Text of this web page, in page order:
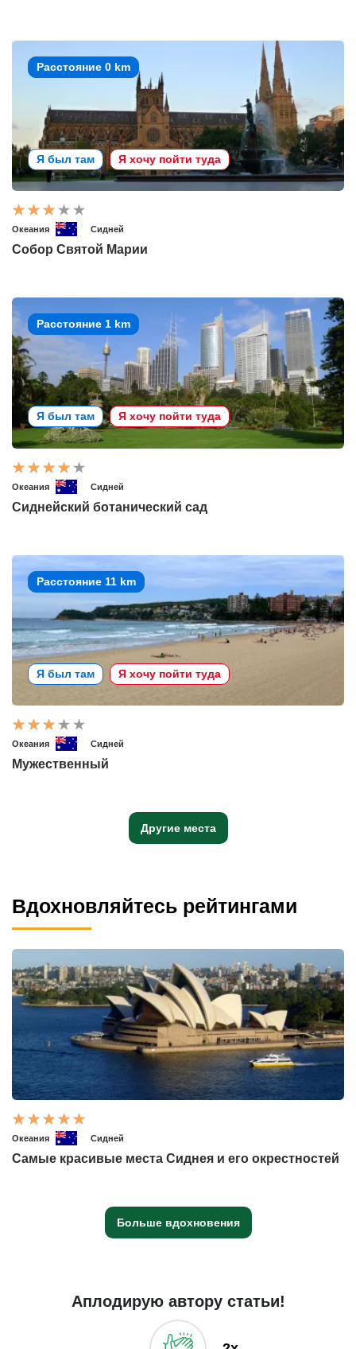
Расстояние 0 km
Я был там Я хочу пойти туда
Океания Сидней
Собор Святой Марии
Расстояние 1 km
Я был там Я хочу пойти туда
Океания Сидней
Сиднейский ботанический сад
Расстояние 11 km
Я был там Я хочу пойти туда
Океания Сидней
Мужественный
Другие места
Вдохновляйтесь рейтингами
Океания Сидней
Самые красивые места Сиднея и его окрестностей
Больше вдохновения
Аплодирую автору статьи!